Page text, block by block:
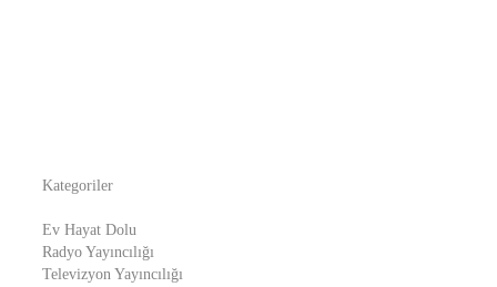
Kategoriler
Ev Hayat Dolu
Radyo Yayıncılığı
Televizyon Yayıncılığı